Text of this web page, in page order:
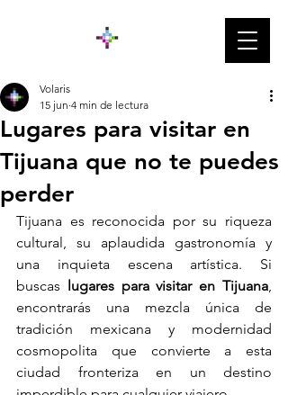
Lugares para visitar en
Tijuana que no te puedes
perder
Volaris
15 jun 4 min de lectura
Tijuana es reconocida por su riqueza
cultural, su aplaudida gastronomía y
una inquieta escena artística. Si
buscas lugares para visitar en Tijuana,
encontrarás una mezcla única de
tradición mexicana y modernidad
cosmopolita que convierte a esta
ciudad fronteriza en un destino